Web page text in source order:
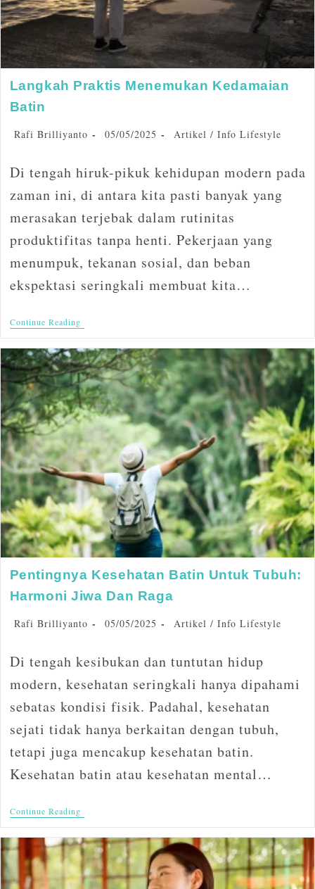
Langkah Praktis Menemukan Kedamaian
Batin
Rafi Brilliyanto 05/05/2025 Artikel / Info Lifestyle
Di tengah hiruk-pikuk kehidupan modern pada
zaman ini, di antara kita pasti banyak yang
merasakan terjebak dalam rutinitas
produktifitas tanpa henti. Pekerjaan yang
menumpuk, tekanan sosial, dan beban
ekspektasi seringkali membuat kita…
Continue Reading
Pentingnya Kesehatan Batin Untuk Tubuh:
Harmoni Jiwa Dan Raga
Rafi Brilliyanto 05/05/2025 Artikel / Info Lifestyle
Di tengah kesibukan dan tuntutan hidup
modern, kesehatan seringkali hanya dipahami
sebatas kondisi fisik. Padahal, kesehatan
sejati tidak hanya berkaitan dengan tubuh,
tetapi juga mencakup kesehatan batin.
Kesehatan batin atau kesehatan mental…
Continue Reading